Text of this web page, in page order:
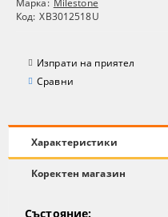
Код: XB3012518U
Изпрати на приятел
Сравни
Характеристики
Коректен магазин
Състояние: